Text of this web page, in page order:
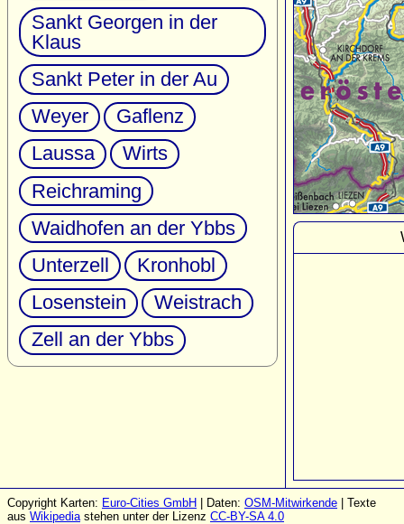
Sankt Georgen in der
Klaus
Sankt Peter in der Au
Weyer
Gaflenz
Laussa
Wirts
Reichraming
Waidhofen an der Ybbs
Unterzell
Kronhobl
Losenstein
Weistrach
Zell an der Ybbs
Copyright Karten: Euro-Cities GmbH | Daten: OSM-Mitwirkende | Texte
aus Wikipediastehen unter der Lizenz CC-BY-SA 4.0